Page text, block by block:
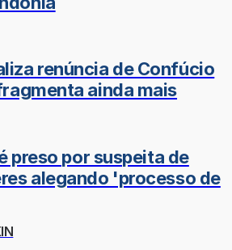
renúncia de Confúcio
ainda mais
preso por suspeita de
alegando 'processo de